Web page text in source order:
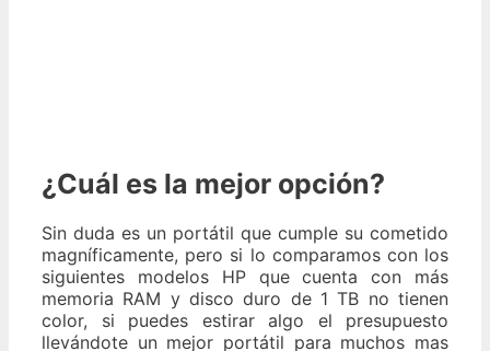
¿Cuál es la mejor opción?
Sin duda es un portátil que cumple su cometido
magníficamente, pero si lo comparamos con los
siguientes modelos HP que cuenta con más
memoria RAM y disco duro de 1 TB no tienen
color, si puedes estirar algo el presupuesto
llevándote un mejor portátil para muchos mas